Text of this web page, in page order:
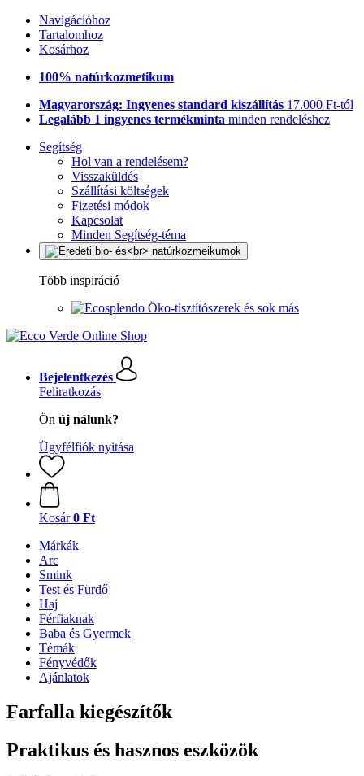
Navigációhoz
Tartalomhoz
Kosárhoz
100% natúrkozmetikum
Magyarország: Ingyenes standard kiszállítás 17.000 Ft-tól
Legalább 1 ingyenes termékminta minden rendeléshez
Segítség
Hol van a rendelésem?
Visszaküldés
Szállítási költségek
Fizetési módok
Kapcsolat
Minden Segítség-téma
Több inspiráció
Öko-tisztítószerek és sok más
Bejelentkezés
Feliratkozás
Ön új nálunk?
Ügyfélfiók nyitása
Kosár 0 Ft
Márkák
Arc
Smink
Test és Fürdő
Haj
Férfiaknak
Baba és Gyermek
Témák
Fényvédők
Ajánlatok
Farfalla kiegészítők
Praktikus és hasznos eszközök